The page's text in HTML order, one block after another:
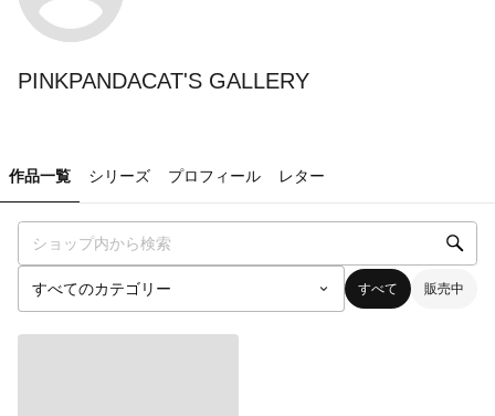
PINKPANDACAT'S GALLERY
作品一覧 シリーズ プロフィール レター
すべて 販売中